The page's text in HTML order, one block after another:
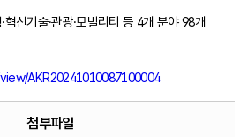
신기술·관광·모빌리티 등 4개 분야 98개
AKR20241010087100004
첨부파일